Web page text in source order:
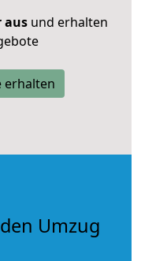
ausund erhalten
erhalten
Umzug